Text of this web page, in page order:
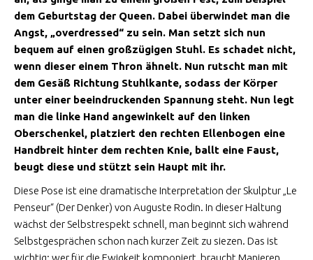
dem Geburtstag der Queen. Dabei überwindet man die
Angst, „overdressed“ zu sein. Man setzt sich nun
bequem auf einen großzügigen Stuhl. Es schadet nicht,
wenn dieser einem Thron ähnelt. Nun rutscht man mit
dem Gesäß Richtung Stuhlkante, sodass der Körper
unter einer beeindruckenden Spannung steht. Nun legt
man die linke Hand angewinkelt auf den linken
Oberschenkel, platziert den rechten Ellenbogen eine
Handbreit hinter dem rechten Knie, ballt eine Faust,
beugt diese und stützt sein Haupt mit ihr.
Diese Pose ist eine dramatische Interpretation der Skulptur „Le
Penseur“ (Der Denker) von Auguste Rodin. In dieser Haltung
wächst der Selbstrespekt schnell, man beginnt sich während
Selbstgesprächen schon nach kurzer Zeit zu siezen. Das ist